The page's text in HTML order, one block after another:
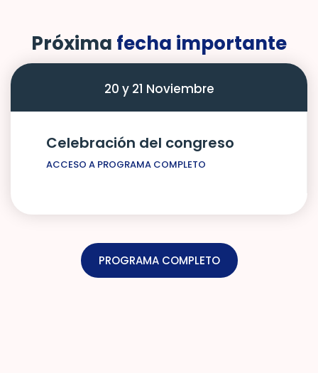
Próxima fecha importante
20 y 21 Noviembre
Celebración del congreso
ACCESO A PROGRAMA COMPLETO
PROGRAMA COMPLETO